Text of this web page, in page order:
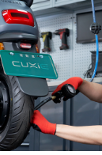
MT-
07
550+
Vinoora
125